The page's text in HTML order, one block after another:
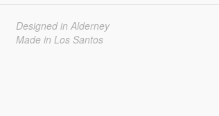
Designed in Alderney
Made in Los Santos